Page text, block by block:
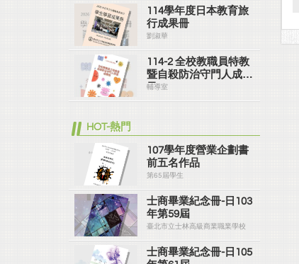
114學年度日本教育旅
行成果冊
劉淑華
114-2 全校教職員特教
暨自殺防治守門人成果
冊
輔導室
HOT-熱門
107學年度營業企劃書
前五名作品
第65屆學生
士商畢業紀念冊-日103
年第59屆
臺北市立士林高級商業職業學校
士商畢業紀念冊-日105